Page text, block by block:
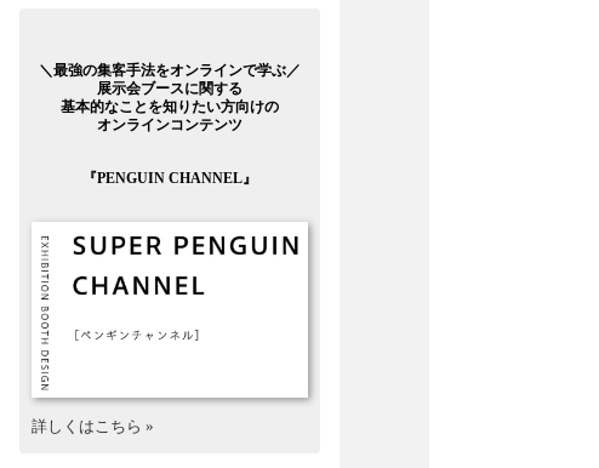
＼最強の集客手法をオンラインで学ぶ／
展示会ブースに関する
基本的なことを知りたい方向けの
オンラインコンテンツ
『PENGUIN CHANNEL』
詳しくはこちら »